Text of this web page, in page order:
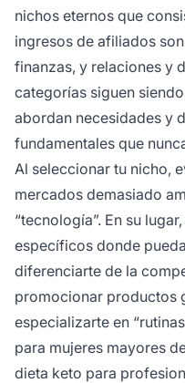
nichos eternos que
ingresos de afiliados
finanzas, y relaciones y
categorías siguen
abordan necesidades y
fundamentales que
Al seleccionar tu nicho,
mercados demasiado
“tecnología”. En su
específicos donde
diferenciarte de la
promocionar productos
especializarte en
para mujeres mayores
dieta keto para